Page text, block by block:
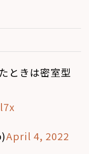
ときは密室型
April 4, 2022